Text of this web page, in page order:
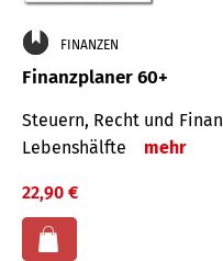
FINANZEN
Finanzplaner 60+
Steuern, Recht und
Lebenshälfte
mehr
22,90 €